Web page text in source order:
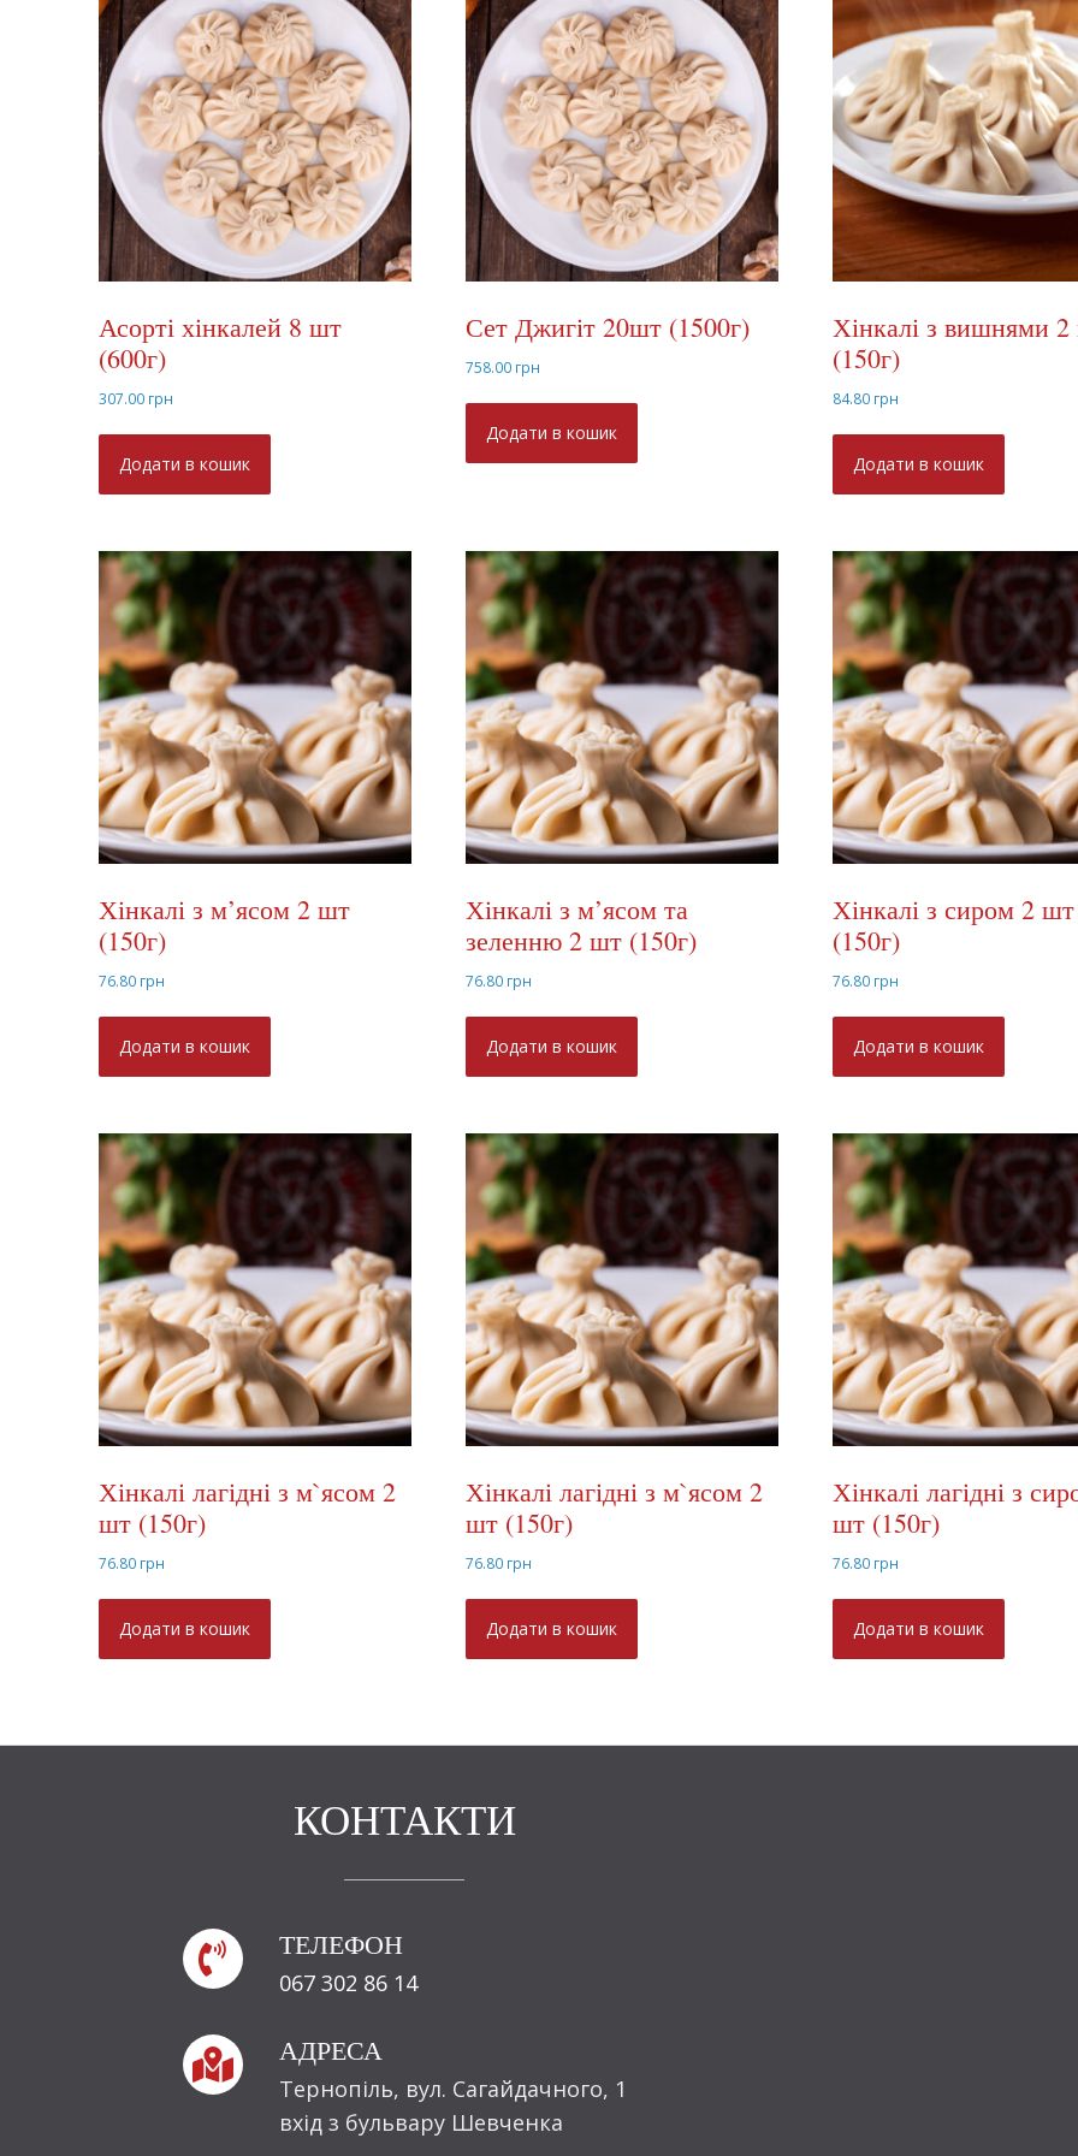
Асорті хінкалей 8 шт
(600г)
307.00 грн
Додати в кошик
Сет Джигіт 20шт (1500г)
758.00 грн
Додати в кошик
Хінкалі з вишнями
(150г)
84.80 грн
Додати в кошик
Хінкалі з м’ясом 2 шт
(150г)
76.80 грн
Додати в кошик
Хінкалі з м’ясом та
зеленню 2 шт (150г)
76.80 грн
Додати в кошик
Хінкалі з сиром 2 шт
(150г)
76.80 грн
Додати в кошик
Хінкалі лагідні з м`ясом 2
шт (150г)
76.80 грн
Додати в кошик
Хінкалі лагідні з м`ясом 2
шт (150г)
76.80 грн
Додати в кошик
Хінкалі лагідні з
шт (150г)
76.80 грн
Додати в кошик
КОНТАКТИ
 ТЕЛЕФОН
067 302 86 14
 АДРЕСА
Тернопіль, вул. Сагайдачного, 1
вхід з бульвару Шевченка